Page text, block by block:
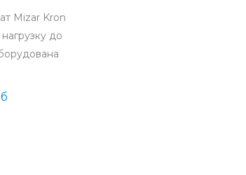
Mizar Kron
до